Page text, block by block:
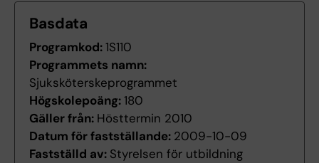
Basdata
Programkod:1S110
Programmets namn:
Sjuksköterskeprogrammet
Högskolepoäng:180
Gäller från: Hösttermin 2010
Datum för fastställande: 2009-10-09
Fastställd av: Styrelsen för utbildning